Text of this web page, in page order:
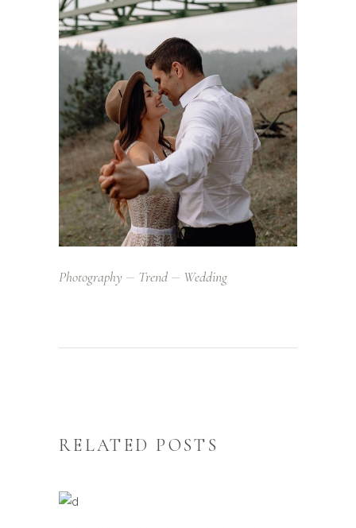
Photography Trend Wedding
RELATED POSTS